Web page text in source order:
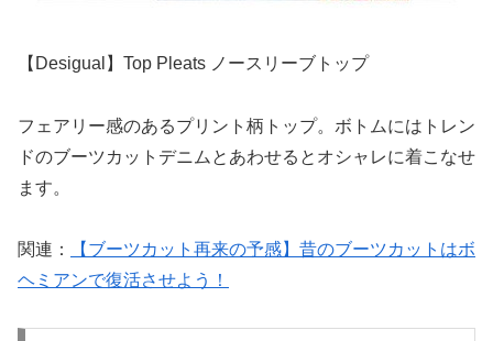
【Desigual】Top Pleats ノースリーブトップ
フェアリー感のあるプリント柄トップ。ボトムにはトレン
ドのブーツカットデニムとあわせるとオシャレに着こなせ
ます。
関連：
【ブーツカット再来の予感】昔のブーツカットはボ
ヘミアンで復活させよう！